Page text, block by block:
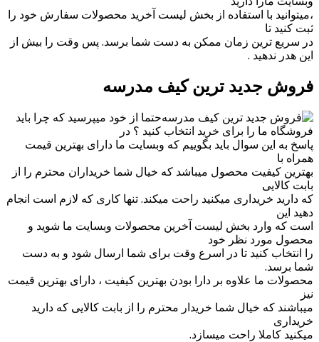
،میتوانید با استفاده از بخش لیست آخرید محصولات سفارش خود را
ثبت کنید تا
در سریع ترین زمان ممکن به دست شما برسد. پس وقت را بیش از
این هدر ندهید .
فروش جدید ترین کیف مدرسه
حتما از خود میپرسید که چرا باید
فروشگاه ما را برای خرید انتخاب کنید ؟ در
پاسخ به این سوال باید بگوییم که وبسایت ما دارای بهترین قیمت
همراه با
بهترین کیفیت محصول میباشد که خیال شما خریداران محترم را از
بابت کالایی
که دارید خریداری میکنید راحت میکند. تنها کاری که لازم است انجام
دهید این
است که وارد بخش لیست آخرین محصولات وبسایت ما شوید و
محصول مورد نظر خود
را انتخاب کنید تا در اسرع وقت برای شما ارسال شود و به دست
شما برسد.
محصولات ما علاوه بر دارا بودن بهترین کیفیت ، دارای بهترین قیمت
نیز
میباشند که خیال شما خریدار محترم را از بابت کالایی که دارید
خریداری
میکنید کاملا راحت میسازد.